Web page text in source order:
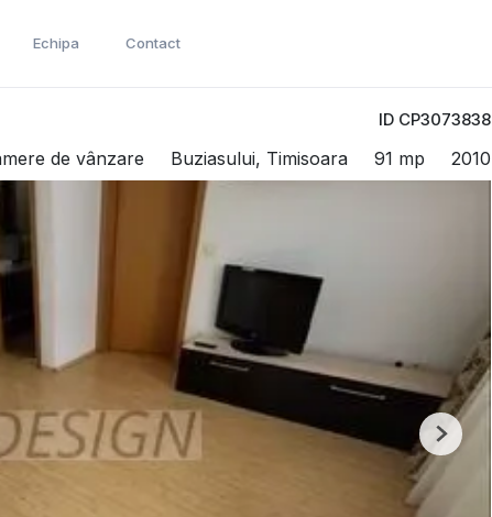
Echipa Contact
ID CP3073838
de vânzare Buziasului, Timisoara 91 mp 2010
Next